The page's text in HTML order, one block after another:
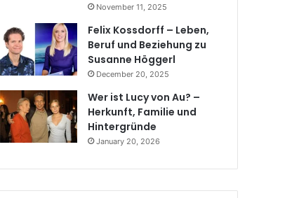
November 11, 2025
Felix Kossdorff – Leben,
Beruf und Beziehung zu
Susanne Höggerl
December 20, 2025
Wer ist Lucy von Au? –
Herkunft, Familie und
Hintergründe
January 20, 2026